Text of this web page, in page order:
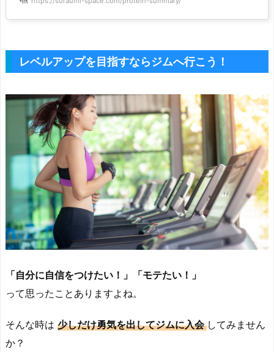
レベルアップを目指すならジムへ行こう！
「自分に自信をつけたい！」「モテたい！」
って思ったことありますよね。
そんな時は 少しだけ勇気を出してジムに入会してみません
か？